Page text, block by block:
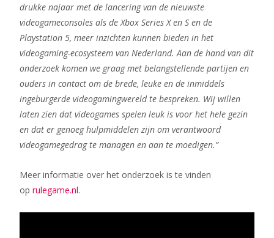
drukke najaar met de lancering van de nieuwste
videogameconsoles als de Xbox Series X en S en de
Playstation 5, meer inzichten kunnen bieden in het
videogaming-ecosysteem van Nederland. Aan de hand van dit
onderzoek komen we graag met belangstellende partijen en
ouders in contact om de brede, leuke en de inmiddels
ingeburgerde videogamingwereld te bespreken. Wij willen
laten zien dat videogames spelen leuk is voor het hele gezin
en dat er genoeg hulpmiddelen zijn om verantwoord
videogamegedrag te managen en aan te moedigen.”
Meer informatie over het onderzoek is te vinden
op rulegame.nl.